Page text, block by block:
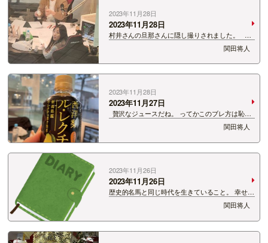
2023年11月28日
2023年11月28日
村井さんの旦那さんに隠し撮りされました。 激
写された時の顔だね。 週刊誌ですっぱ抜かれたら
関田将人
2023年11月28日
2023年11月27日
贅沢なジュースだね。 ってかこのブレ方は恥ず
関田将人
2023年11月26日
2023年11月26日
歴史的名馬と同じ時代を生きていること。 幸せな
ことです。 イクイノックス。 度肝を抜かれまく
ってます。 今日のジャパンカップ。 様々な不安
要素が伝えられていましたが （まぁこれも無理や
り出しているような気す…
関田将人